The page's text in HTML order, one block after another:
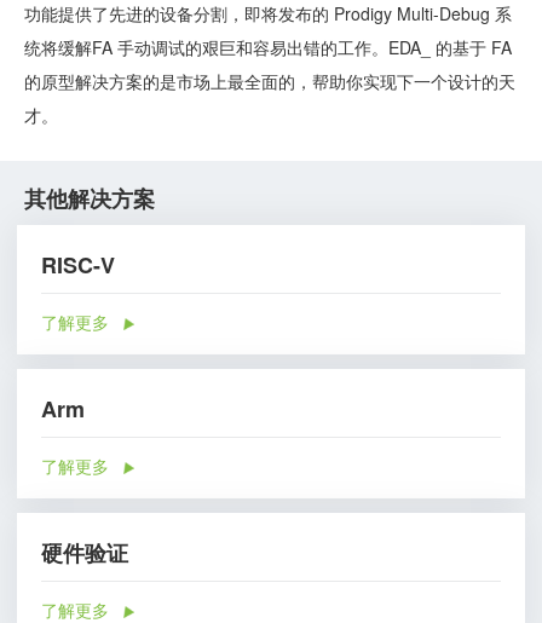
功能提供了先进的设备分割，即将发布的 Prodigy Multi-Debug 系
统将缓解FA 手动调试的艰巨和容易出错的工作。EDA_ 的基于 FA
的原型解决方案的是市场上最全面的，帮助你实现下一个设计的天
才。
其他解决方案
RISC-V
了解更多
Arm
了解更多
硬件验证
了解更多